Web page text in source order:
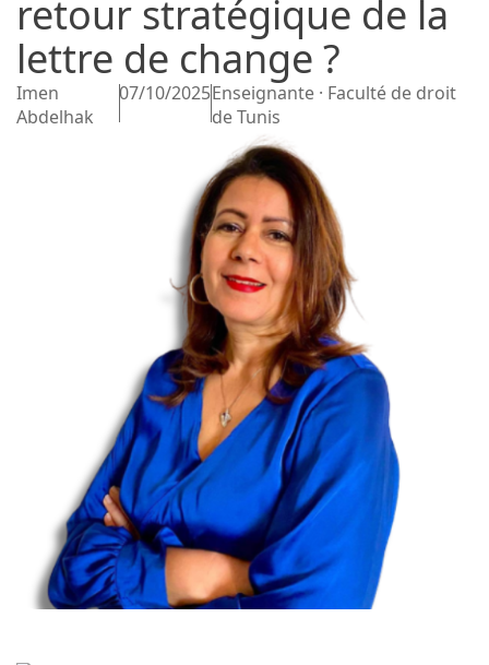
retour stratégique de la
lettre de change ?
Imen
Abdelhak
07/10/2025Enseignante · Faculté de droit
de Tunis